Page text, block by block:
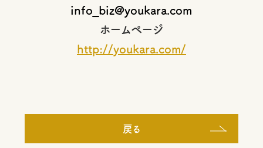
info_biz@youkara.com
ホームページ
http://youkara.com/
戻る